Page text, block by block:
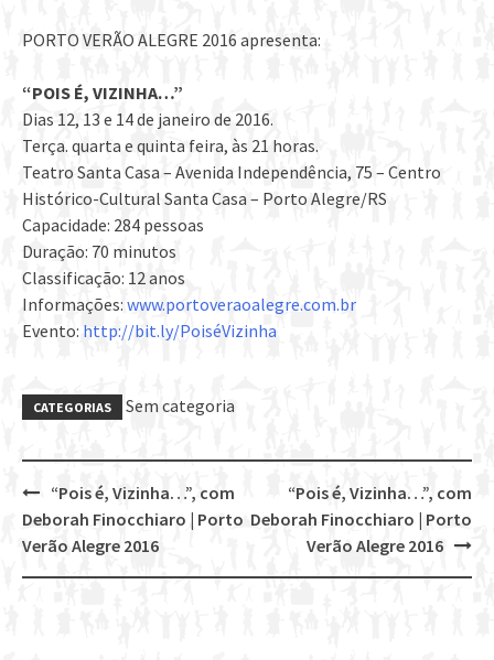
PORTO VERÃO ALEGRE 2016 apresenta:
“POIS É, VIZINHA…”
Dias 12, 13 e 14 de janeiro de 2016.
Terça. quarta e quinta feira, às 21 horas.
Teatro Santa Casa – Avenida Independência, 75 – Centro
Histórico-Cultural Santa Casa – Porto Alegre/RS
Capacidade: 284 pessoas
Duração: 70 minutos
Classificação: 12 anos
Informações: www.portoveraoalegre.com.br
Evento: http://bit.ly/PoiséVizinha
CATEGORIAS Sem categoria
Post
navigation
“Pois é, Vizinha…”, com
Deborah Finocchiaro | Porto
Verão Alegre 2016
“Pois é, Vizinha…”, com
Deborah Finocchiaro | Porto
Verão Alegre 2016